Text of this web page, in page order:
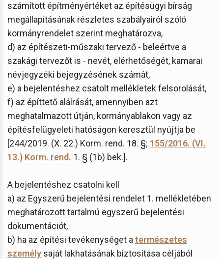
számított építményértéket az építésügyi bírság
megállapításának részletes szabályairól szóló
kormányrendelet szerint meghatározva,
d) az építészeti-műszaki tervező - beleértve a
szakági tervezőt is - nevét, elérhetőségét, kamarai
névjegyzéki bejegyzésének számát,
e) a bejelentéshez csatolt mellékletek felsorolását,
f) az építtető aláírását, amennyiben azt
meghatalmazott útján, kormányablakon vagy az
építésfelügyeleti hatóságon keresztül nyújtja be
[244/2019. (X. 22.) Korm. rend. 18. §; 155/2016. (VI.
13.) Korm. rend. 1. § (1b) bek.].
A bejelentéshez csatolni kell
a) az Egyszerű bejelentési rendelet 1. mellékletében
meghatározott tartalmú egyszerű bejelentési
dokumentációt,
b) ha az építési tevékenységet a természetes
személy saját lakhatásának biztosítása céljából